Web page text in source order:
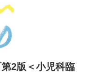
2版＜小児科臨